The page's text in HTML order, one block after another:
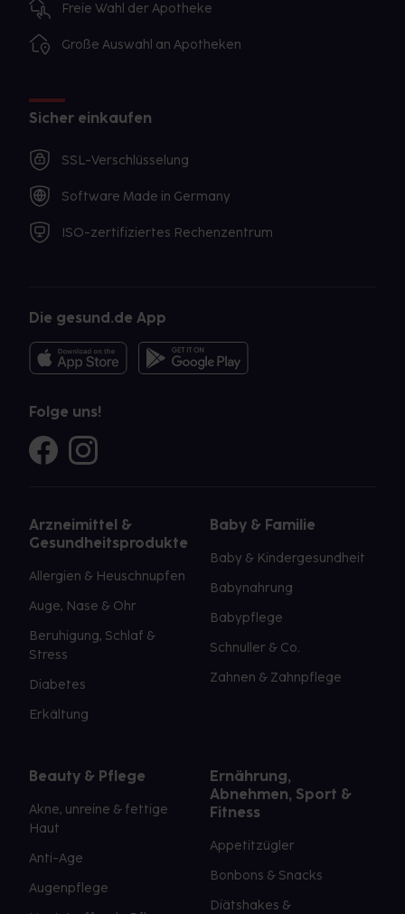
Freie Wahl der Apotheke
Große Auswahl an Apotheken
Sicher einkaufen
SSL-Verschlüsselung
Software Made in Germany
ISO-zertifiziertes Rechenzentrum
Die gesund.de App
Folge uns!
Arzneimittel &
Gesundheitsprodukte
Allergien & Heuschnupfen
Auge, Nase & Ohr
Beruhigung, Schlaf &
Stress
Diabetes
Erkältung
Baby & Familie
Baby & Kindergesundheit
Babynahrung
Babypflege
Schnuller & Co.
Zahnen & Zahnpflege
Beauty & Pflege
Akne, unreine & fettige
Haut
Anti-Age
Augenpflege
Ernährung,
Abnehmen, Sport &
Fitness
Appetitzügler
Bonbons & Snacks
Diätshakes &